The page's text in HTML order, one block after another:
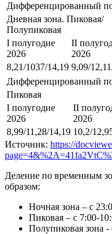
Дифференцированный
Дневная зона. Пиковая/
Полупиковая
I полугодие
2026
II
2026
8,21/1037/14,19 9,09/
Дифференцированный
Пиковая
I полугодие
2026
II
2026
8,99/11,28/14,19 10,2/
Источник: https://
Деление по временным
образом:
Ночная зона – с
Пиковая – с 7:00-
Полупиковая зона -